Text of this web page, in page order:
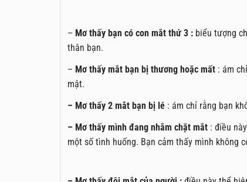
– Mơ thấy bạn có con mắt thứ 3 : biểu tượng
thân bạn.
– Mơ thấy mắt bạn bị thương hoặc mất : ám
mật.
– Mơ thấy 2 mắt bạn bị lé : ám chỉ rằng bạn
– Mơ thấy mình đang nhắm chặt mắt : điều
một số tình huống. Bạn cảm thấy mình không